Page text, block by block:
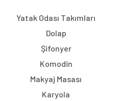
Yatak Odası Takımları
Dolap
Şifonyer
Komodin
Makyaj Masası
Karyola